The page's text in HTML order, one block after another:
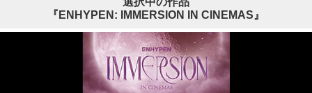
『ENHYPEN: IMMERSION IN CINEMAS』